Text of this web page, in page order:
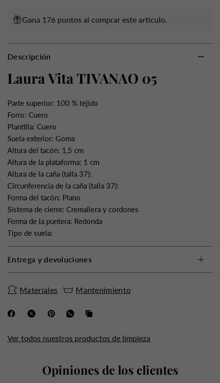
Gana 176 puntos al comprar este artículo.
Descripción
Laura Vita TIVANAO 05
Parte superior: 100 % tejido
Forro: Cuero
Plantilla: Cuero
Suela exterior: Goma
Altura del tacón: 1,5 cm
Altura de la plataforma: 1 cm
Altura de la caña (talla 37):
Circunferencia de la caña (talla 37):
Forma del tacón: Plano
Sistema de cierre: Cremallera y cordones
Forma de la puntera: Redonda
Tipo de suela:
Entrega y devoluciones
Materiales Mantenimiento
Ver todos nuestros productos de limpieza
Opiniones de los clientes